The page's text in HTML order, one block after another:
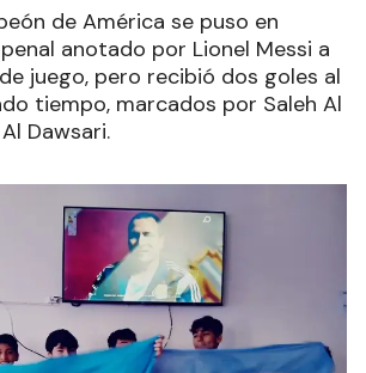
de América se puso en
anotado por Lionel Messi a
juego, pero recibió dos goles al
tiempo, marcados por Saleh Al
Dawsari.